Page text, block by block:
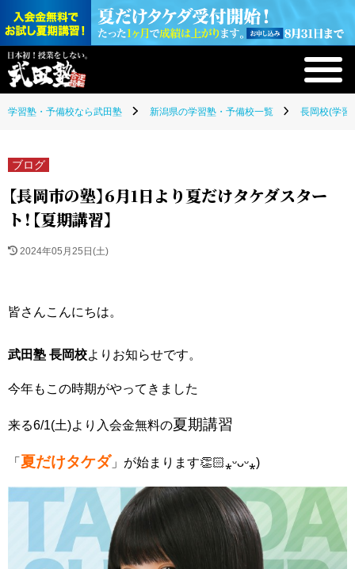
学習塾・予備校なら武田塾 新潟県の学習塾・予備校一覧 長岡校(学習
ブログ
【長岡市の塾】6月1日より夏だけタケダスター
ト！【夏期講習】
2024年05月25日(土)
皆さんこんにちは。
武田塾 長岡校よりお知らせです。
今年もこの時期がやってきました
来る6/1(土)より入会金無料の夏期講習
「 夏だけタケダ 」が始まります👏🏻⁎ᵕᴗᵕ⁎)